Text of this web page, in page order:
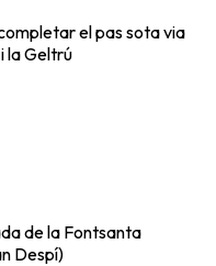
el pas sota via
la Geltrú
de la Fontsanta
Despí)